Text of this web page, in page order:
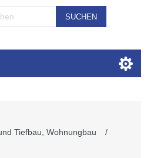
SUCHEN
Tiefbau, Wohnungbau
/